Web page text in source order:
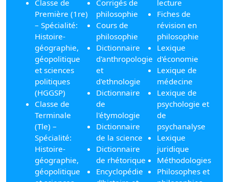
Classe de
Première (1re)
– Spécialité:
Histoire-
géographie,
géopolitique
et sciences
politiques
(HGGSP)
Classe de
Terminale
(Tle) –
Spécialité:
Histoire-
géographie,
géopolitique
Corrigés de
philosophie
Cours de
philosophie
Dictionnaire
d'anthropologie
et
d'ethnologie
Dictionnaire
de
l'étymologie
Dictionnaire
de la science
Dictionnaire
de rhétorique
Encyclopédie
lecture
Fiches de
révision en
philosophie
Lexique
d'économie
Lexique de
médecine
Lexique de
psychologie et
de
psychanalyse
Lexique
juridique
Méthodologies
Philosophes et